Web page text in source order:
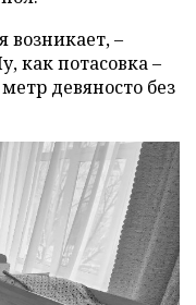
возникает, –
как потасовка –
девяносто без